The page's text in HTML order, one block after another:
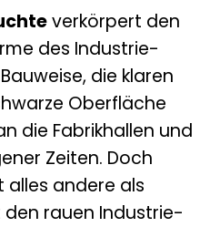
verkörpert den
des Industrie-
die klaren
Oberfläche
die Fabrikhallen und
Zeiten. Doch
alles andere als
rauen Industrie-